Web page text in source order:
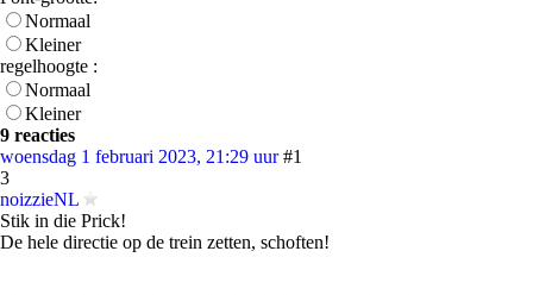
Normaal
Kleiner
regelhoogte :
Normaal
Kleiner
9 reacties
woensdag 1 februari 2023, 21:29 uur #1
3
noizzieNL
Stik in die Prick!
De hele directie op de trein zetten, schoften!